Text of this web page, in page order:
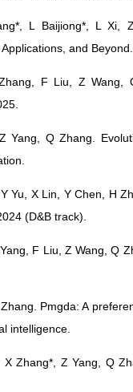
L Baijiong*, L Xi,
and Beyond.
F Liu, Z Wang,
Yang, Q Zhang.
Yu, X Lin, Y Chen, H
(D&B track).
F Liu, Z Wang, Q
Pmgda: A
intelligence.
Zhang*, Z Yang, Q